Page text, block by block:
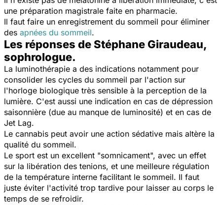
une préparation magistrale faite en pharmacie.
Il faut faire un enregistrement du sommeil pour éliminer
des apnées du sommeil.
Les réponses de Stéphane Giraudeau,
sophrologue.
La luminothérapie a des indications notamment pour
consolider les cycles du sommeil par l'action sur
l'horloge biologique très sensible à la perception de la
lumière. C'est aussi une indication en cas de dépression
saisonnière (due au manque de luminosité) et en cas de
Jet Lag.
Le cannabis peut avoir une action sédative mais altère la
qualité du sommeil.
Le sport est un excellent "somnicament", avec un effet
sur la libération des tenions, et une meilleure régulation
de la température interne facilitant le sommeil. Il faut
juste éviter l'activité trop tardive pour laisser au corps le
temps de se refroidir.